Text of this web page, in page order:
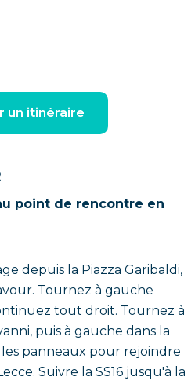
un itinéraire
point de rencontre en
depuis la Piazza Garibaldi,
Tournez à gauche
tout droit. Tournez à
puis à gauche dans la
panneaux pour rejoindre
Suivre la SS16 jusqu'à la